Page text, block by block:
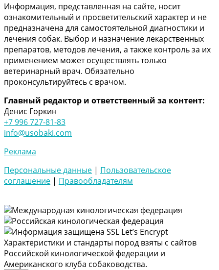
Информация, представленная на сайте, носит
ознакомительный и просветительский характер и не
предназначена для самостоятельной диагностики и
лечения собак. Выбор и назначение лекарственных
препаратов, методов лечения, а также контроль за их
применением может осуществлять только
ветеринарный врач. Обязательно
проконсультируйтесь c врачом.
Главный редактор и ответственный за контент:
Денис Горкин
+7 996 727-81-83
info@usobaki.com
Реклама
Персональные данные | Пользовательское
соглашение | Правообладателям
Характеристики и стандарты пород взяты с сайтов
Российской кинологической федерации и
Американского клуба собаководства.